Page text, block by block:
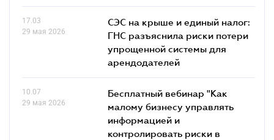
17.03
29 мая 2026
СЭС на крыше и единый налог:
ГНС разъяснила риски потери
упрощенной системы для
арендодателей
10.07
29 мая 2026
Бесплатный вебинар "Как
малому бизнесу управлять
информацией и
контролировать риски в